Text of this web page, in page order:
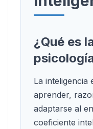
¿Qué es
La inteligencia
aprender,
adaptarse al
coeficiente